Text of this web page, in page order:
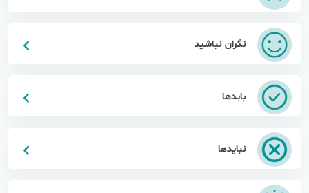
نگران نباشید
بایدها
نبایدها